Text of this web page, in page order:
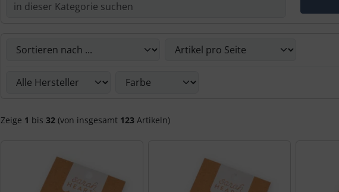
Hier kannst Du die nachfolgenden Artikel nach ihren Eigenschaften filtern.
Zeige 1 bis 32 (von insgesamt 123 Artikeln)